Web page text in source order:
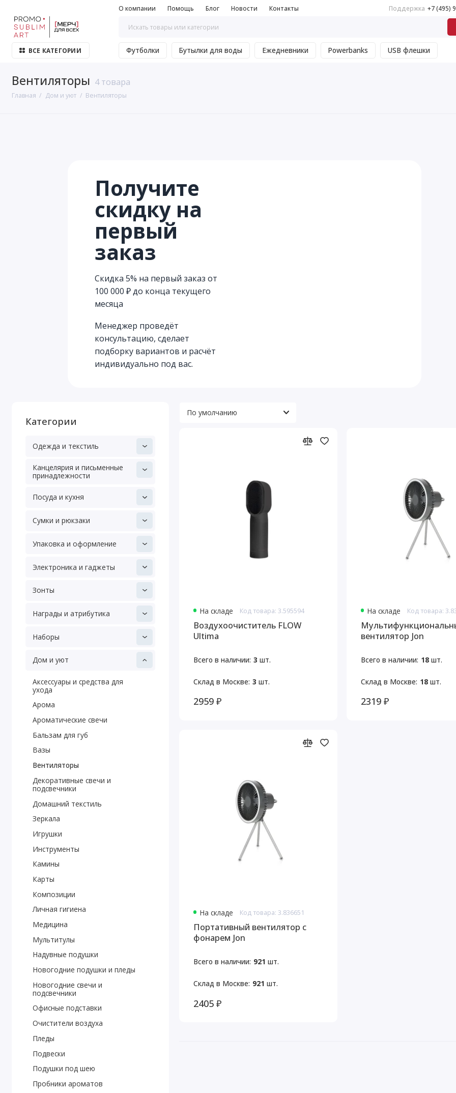
О компании Помощь Блог Новости Контакты Поддержка +7 (495)
ВСЕ КАТЕГОРИИ Футболки Бутылки для воды Ежедневники Powerbanks USB флешки
Вентиляторы 4 товара
Главная Дом и уют Вентиляторы
Получите
скидку на
первый
заказ
Скидка 5% на первый заказ от
100 000 ₽ до конца текущего
месяца
Менеджер проведёт
консультацию, сделает
подборку вариантов и расчёт
индивидуально под вас.
Категории
Одежда и текстиль
Канцелярия и письменные
принадлежности
Посуда и кухня
Сумки и рюкзаки
Упаковка и оформление
Электроника и гаджеты
Зонты
Награды и атрибутика
Наборы
Дом и уют
Аксессуары и средства для
ухода
Арома
Ароматические свечи
Бальзам для губ
Вазы
Вентиляторы
Декоративные свечи и
подсвечники
Домашний текстиль
Зеркала
Игрушки
Инструменты
Камины
Карты
Композиции
Личная гигиена
Медицина
Мультитулы
Надувные подушки
Новогодние подушки и пледы
Новогодние свечи и
подсвечники
Офисные подставки
Очистители воздуха
Пледы
Подвески
Подушки под шею
Пробники ароматов
На складе Код товара: 3.595594
Воздухоочиститель FLOW
Ultima
Всего в наличии: 3 шт.
Склад в Москве: 3 шт.
2959 ₽
На складе Код товара:
вентилятор Jon
Всего в наличии: 18шт.
Склад в Москве: 18шт.
2319 ₽
На складе Код товара: 3.836651
Портативный вентилятор с
фонарем Jon
Всего в наличии: 921 шт.
Склад в Москве: 921 шт.
2405 ₽